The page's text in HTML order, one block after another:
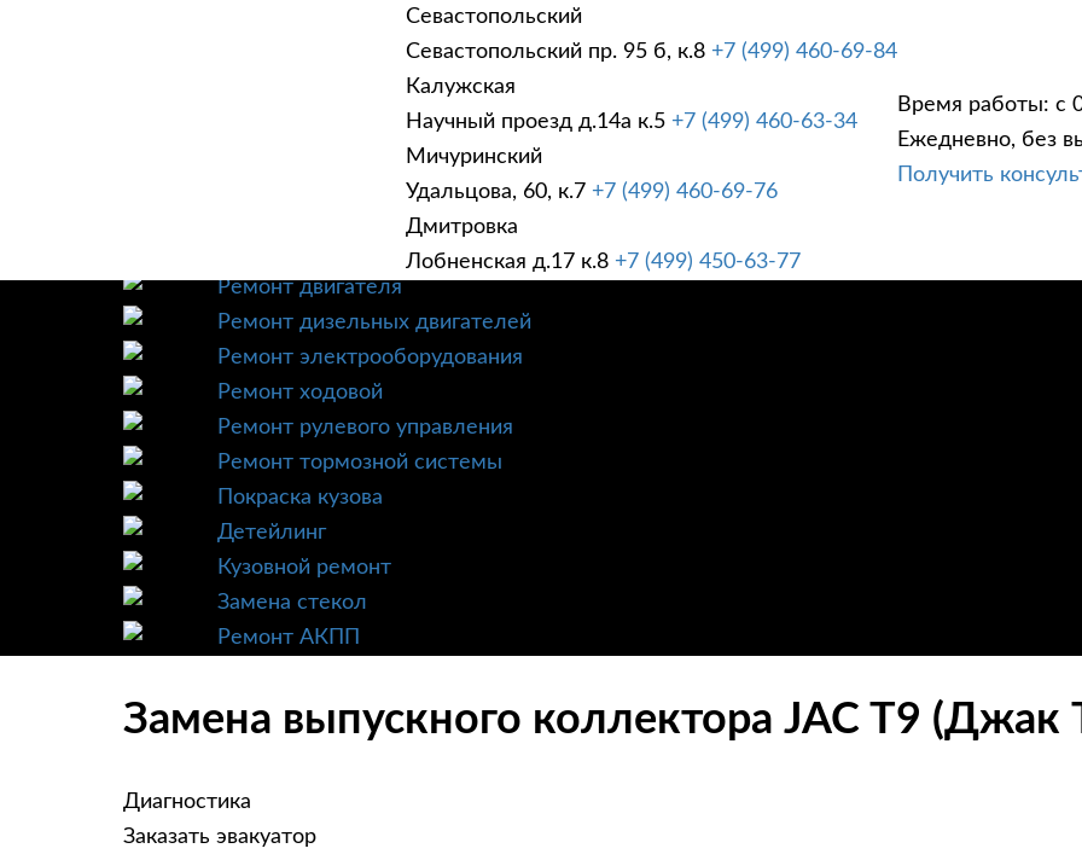
Севастопольский
Севастопольский пр. 95 б, к.8 +7 (499) 460-69-84
Калужская
Научный проезд д.14а к.5 +7 (499) 460-63-34
Мичуринский
Удальцова, 60, к.7 +7 (499) 460-69-76
Дмитровка
Лобненская д.17 к.8 +7 (499) 450-63-77
Время работы: с
Ежедневно, без
Получить
УСЛУГИ
Техническое обслуживание
Ремонт трансмиссии
Ремонт двигателя
Ремонт дизельных двигателей
Ремонт электрооборудования
Ремонт ходовой
Ремонт рулевого управления
Ремонт тормозной системы
Покраска кузова
Детейлинг
Кузовной ремонт
Замена стекол
Ремонт АКПП
Замена выпускного коллектора JAC T9 (Джак
Диагностика
Заказать эвакуатор